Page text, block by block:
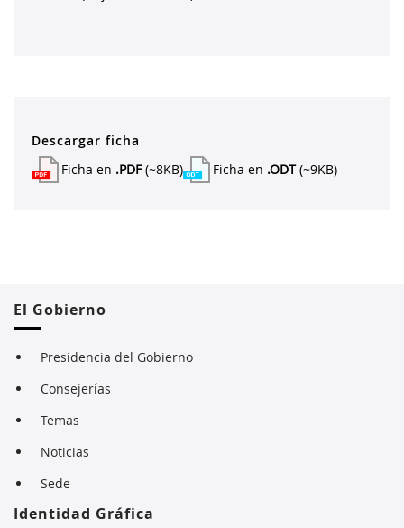
Descargar ficha
Ficha en .PDF(~8KB) Ficha en .ODT(~9KB)
El Gobierno
Presidencia del Gobierno
Consejerías
Temas
Noticias
Sede
Identidad Gráfica